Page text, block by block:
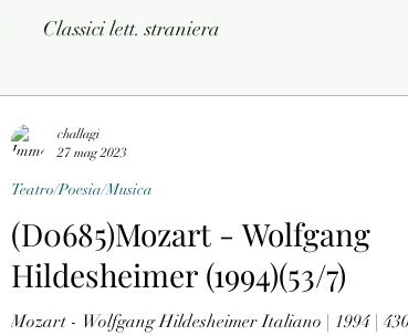
Classici lett. straniera
(D0685)Mozart - Wolfgang
Hildesheimer (1994)(53/7)
Mozart - Wolfgang Hildesheimer Italiano | 1994 |
Teatro/Poesia/Musica
challagi
27 mag 2023